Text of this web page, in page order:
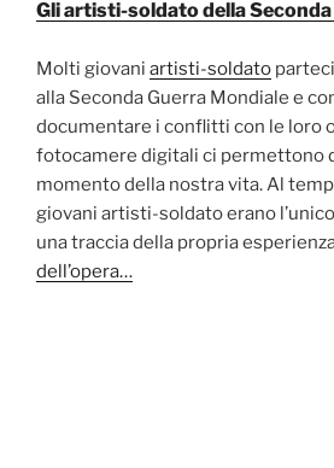
Gli artisti-soldato della
Molti giovani artisti-soldato
alla Seconda Guerra Mondiale e
documentare i conflitti con le loro
fotocamere digitali ci permettono
momento della nostra vita. Al
giovani artisti-soldato erano
una traccia della propria
dell’opera…